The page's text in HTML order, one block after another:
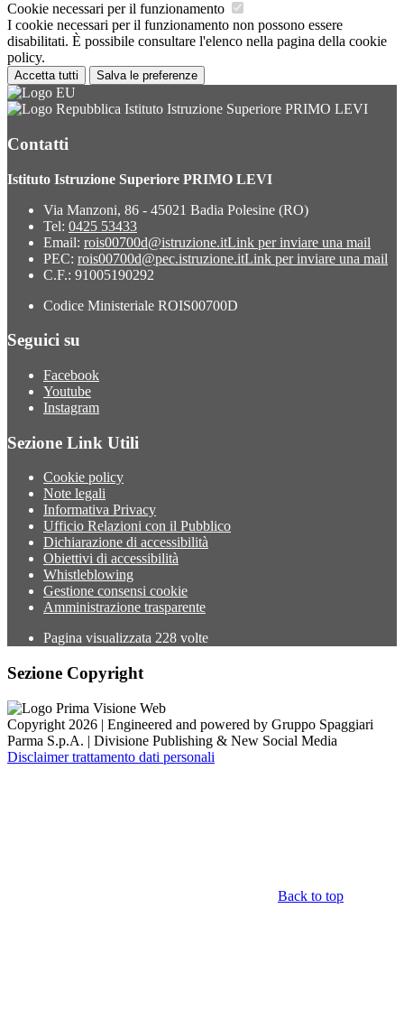
Cookie necessari per il funzionamento
I cookie necessari per il funzionamento non possono essere
disabilitati. È possibile consultare l'elenco nella pagina della cookie
policy.
Accetta tutti Salva le preferenze
Istituto Istruzione Superiore PRIMO LEVI
Contatti
Istituto Istruzione Superiore PRIMO LEVI
Via Manzoni, 86 - 45021 Badia Polesine (RO)
Tel: 0425 53433
Email: rois00700d@istruzione.itLink per inviare una mail
PEC: rois00700d@pec.istruzione.itLink per inviare una mail
C.F.: 91005190292
Codice Ministeriale ROIS00700D
Seguici su
Facebook
Youtube
Instagram
Sezione Link Utili
Cookie policy
Note legali
Informativa Privacy
Ufficio Relazioni con il Pubblico
Dichiarazione di accessibilità
Obiettivi di accessibilità
Whistleblowing
Gestione consensi cookie
Amministrazione trasparente
Pagina visualizzata 228 volte
Sezione Copyright
Copyright 2026 | Engineered and powered by Gruppo Spaggiari
Parma S.p.A. | Divisione Publishing & New Social Media
Disclaimer trattamento dati personali
Back to top